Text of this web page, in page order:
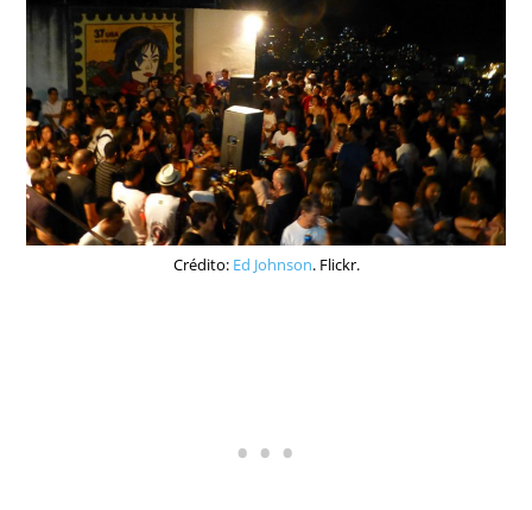
Crédito: Ed Johnson. Flickr.